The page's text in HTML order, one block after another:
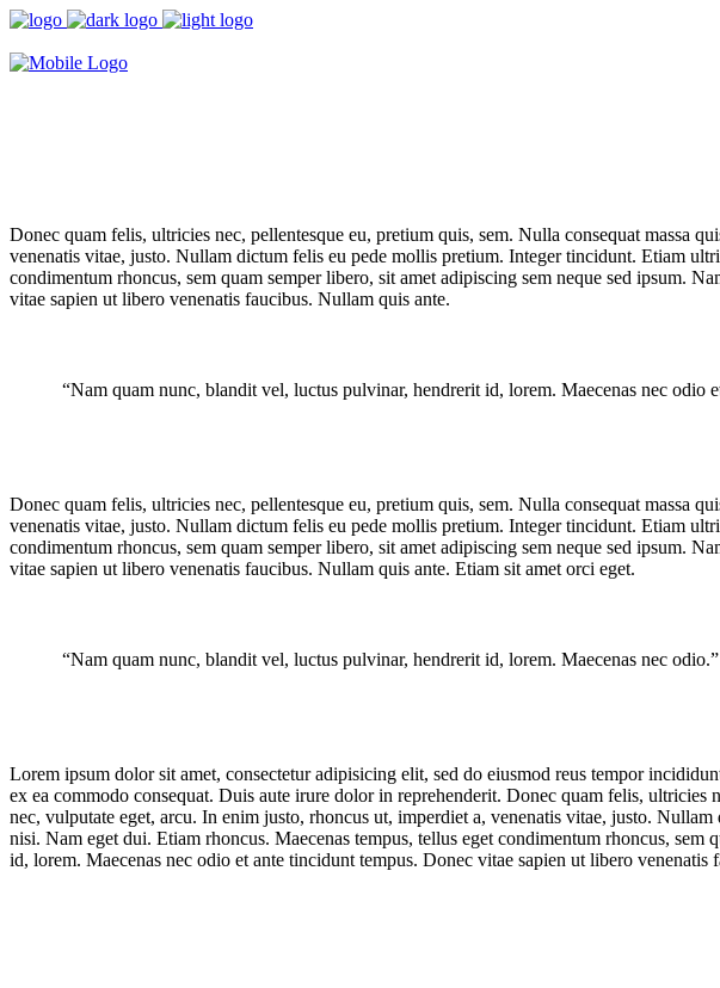
Donec quam felis, ultricies nec, pellentesque eu, pretium quis, sem. Nulla consequat massa
venenatis vitae, justo. Nullam dictum felis eu pede mollis pretium. Integer tincidunt. Etiam
condimentum rhoncus, sem quam semper libero, sit amet adipiscing sem neque sed ipsum.
vitae sapien ut libero venenatis faucibus. Nullam quis ante.
“Nam quam nunc, blandit vel, luctus pulvinar, hendrerit id, lorem. Maecenas nec
Donec quam felis, ultricies nec, pellentesque eu, pretium quis, sem. Nulla consequat massa
venenatis vitae, justo. Nullam dictum felis eu pede mollis pretium. Integer tincidunt. Etiam
condimentum rhoncus, sem quam semper libero, sit amet adipiscing sem neque sed ipsum.
vitae sapien ut libero venenatis faucibus. Nullam quis ante. Etiam sit amet orci eget.
“Nam quam nunc, blandit vel, luctus pulvinar, hendrerit id, lorem. Maecenas nec odio.”
Lorem ipsum dolor sit amet, consectetur adipisicing elit, sed do eiusmod reus tempor
ex ea commodo consequat. Duis aute irure dolor in reprehenderit. Donec quam felis,
nec, vulputate eget, arcu. In enim justo, rhoncus ut, imperdiet a, venenatis vitae, justo.
nisi. Nam eget dui. Etiam rhoncus. Maecenas tempus, tellus eget condimentum rhoncus,
id, lorem. Maecenas nec odio et ante tincidunt tempus. Donec vitae sapien ut libero